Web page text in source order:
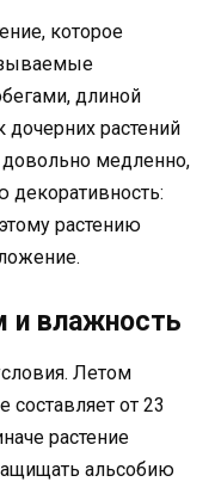
которое
длиной
растений
довольно медленно,
декоративность:
растению
и влажность
Летом
составляет от 23
растение
альсобию